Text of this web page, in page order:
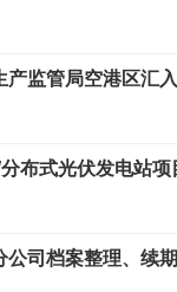
监管局空港区汇
布式光伏发电站项
司档案整理、续